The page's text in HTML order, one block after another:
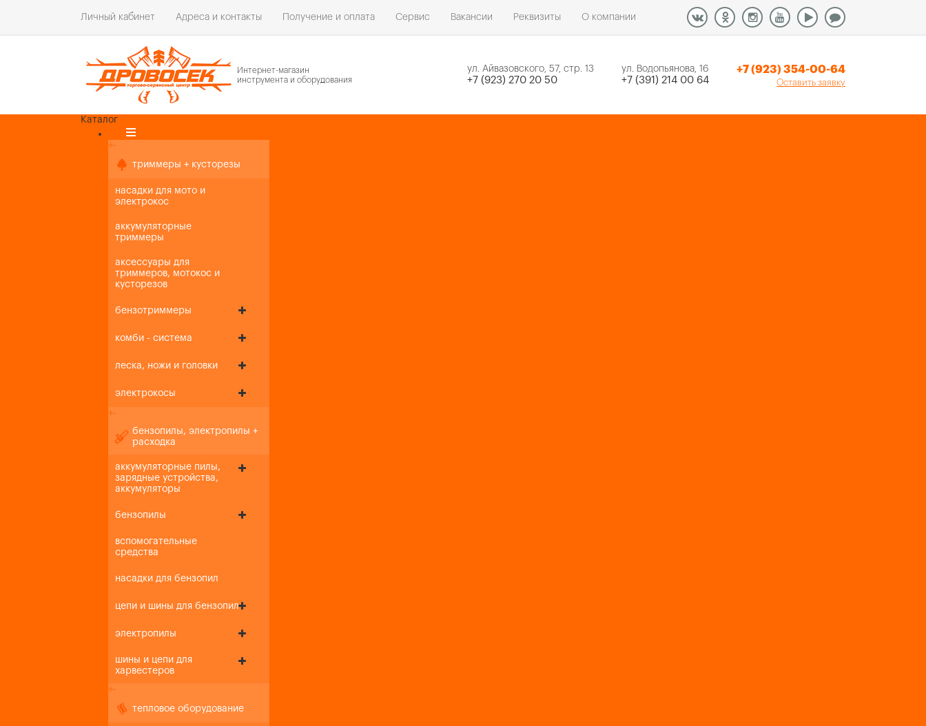
Личный кабинет Адреса и контакты Получение и оплата Сервис Вакансии Реквизиты О компании
Интернет-магазин
инструмента и оборудования
ул. Айвазовского, 57, стр. 13
+7 (923) 270 20 50
ул. Водопьянова, 16
+7 (391) 214 00 64
+7 (923) 354-00-64
Оставить заявку
Каталог
+-
триммеры + кусторезы
насадки для мото и
электрокос
аккумуляторные
триммеры
аксессуары для
триммеров, мотокос и
кусторезов
бензотриммеры
комби - система
леска, ножи и головки
электрокосы
+-
бензопилы, электропилы +
расходка
аккумуляторные пилы,
зарядные устройства,
аккумуляторы
бензопилы
вспомогательные
средства
насадки для бензопил
цепи и шины для бензопил
электропилы
шины и цепи для
харвестеров
+-
тепловое оборудование